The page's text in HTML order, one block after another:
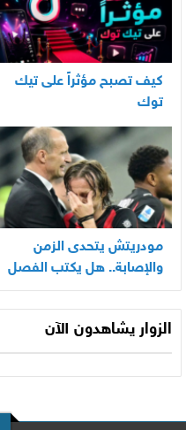
كيف تصبح مؤثراً على تيك
توك
مودريتش يتحدى الزمن
والإصابة.. هل يكتب الفصل
الأخير في أسطورته
المونديالية؟
الزوار يشاهدون الآن